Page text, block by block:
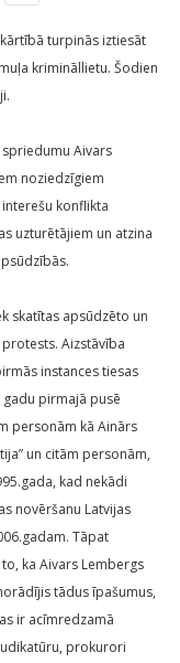
turpinās iztiesāt
krimināllietu. Šodien
Aivars
noziedzīgiem
konflikta
uzturētājiem un atzina
skatītas apsūdzēto un
Aizstāvība
instances tiesas
pirmajā pusē
personām kā Ainārs
un citām personām,
kad nekādi
novēršanu Latvijas
Tāpat
ka Aivars Lembergs
tādus īpašumus,
ir acīmredzamā
prokurori